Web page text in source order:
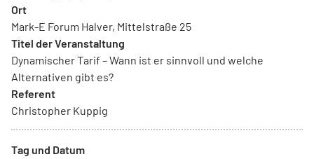
Ort
Mark-E Forum Halver, Mittelstraße 25
Titel der Veranstaltung
Dynamischer Tarif – Wann ist er sinnvoll und welche
Alternativen gibt es?
Referent
Christopher Kuppig
Tag und Datum